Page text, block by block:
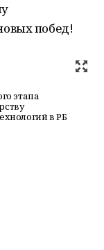
побед!
этапа
в РБ